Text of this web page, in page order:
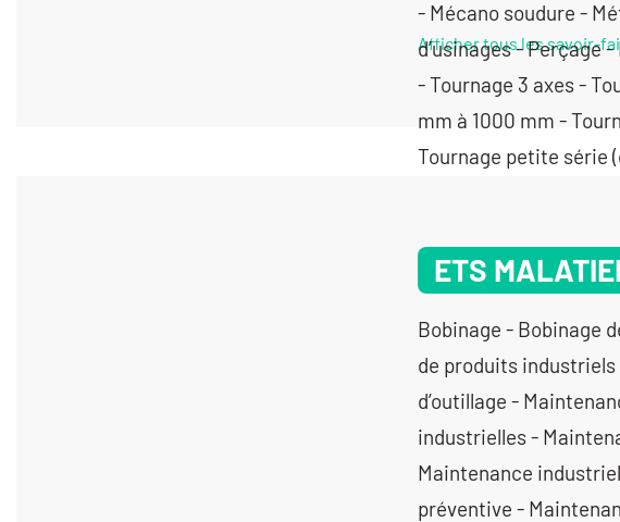
Afficher tous les savoir-
ETS
Bobinage - Bobinage
de produits
d’outillage -
industrielles -
Maintenance
préventive -